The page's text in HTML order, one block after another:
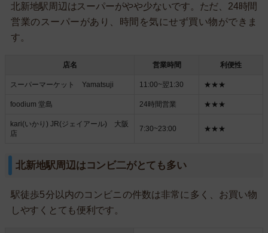
北新地駅周辺はスーパーがやや少ないです。ただ、24時間
営業のスーパーがあり、時間を気にせず買い物ができま
す。
店名 営業時間 利便性
スーパーマーケット Yamatsuji 11:00~翌1:30 ★★★
foodium 堂島 24時間営業 ★★★
kari(いかり) JR(ジェイアール) 大阪
店
7:30~23:00 ★★★
北新地駅周辺はコンビ二がとても多い
駅徒歩5分以内のコンビニの件数は非常に多く、お買い物
しやすくとても便利です。